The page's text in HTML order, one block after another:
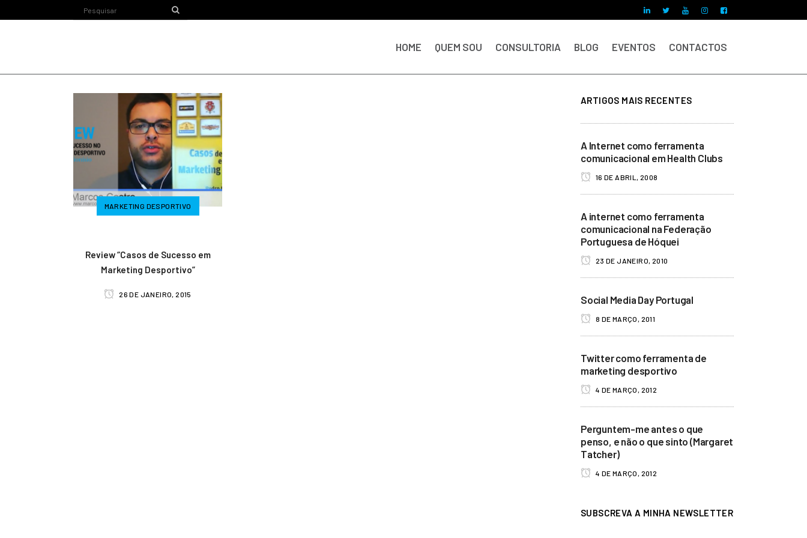
HOME QUEM SOU CONSULTORIA BLOG EVENTOS CONTACTOS
MARKETING DESPORTIVO
Review “Casos de Sucesso em
Marketing Desportivo”
26 DE JANEIRO, 2015
ARTIGOS MAIS RECENTES
A Internet como ferramenta
comunicacional em Health Clubs
16 DE ABRIL, 2008
A internet como ferramenta
comunicacional na Federação
Portuguesa de Hóquei
23 DE JANEIRO, 2010
Social Media Day Portugal
8 DE MARÇO, 2011
Twitter como ferramenta de
marketing desportivo
4 DE MARÇO, 2012
Perguntem-me antes o que
penso, e não o que sinto (Margaret
Tatcher)
4 DE MARÇO, 2012
SUBSCREVA A MINHA NEWSLETTER